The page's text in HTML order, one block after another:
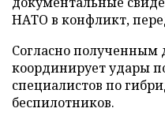
НАТО в конфликт,
Согласно полученным
координирует удары
специалистов по
беспилотников.